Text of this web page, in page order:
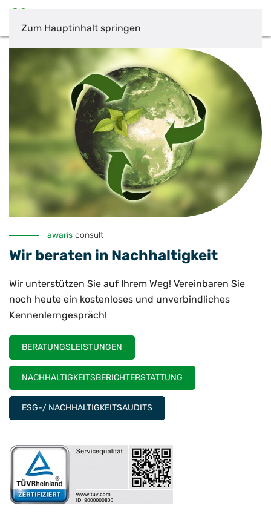
Zum Hauptinhalt springen
awaris consult
Wir beraten in Nachhaltigkeit
Wir unterstützen Sie auf Ihrem Weg! Vereinbaren Sie
noch heute ein kostenloses und unverbindliches
Kennenlerngespräch!
BERATUNGSLEISTUNGEN
NACHHALTIGKEITSBERICHTERSTATTUNG
ESG-/ NACHHALTIGKEITSAUDITS